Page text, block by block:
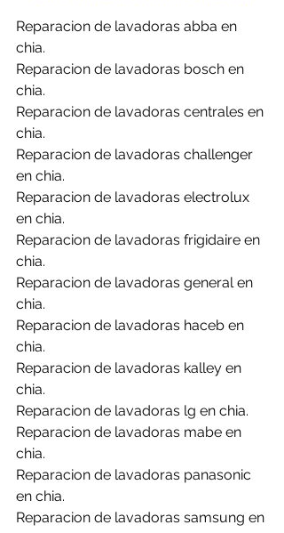
Reparacion de lavadoras abba en
chia.
Reparacion de lavadoras bosch en
chia.
Reparacion de lavadoras centrales en
chia.
Reparacion de lavadoras challenger
en chia.
Reparacion de lavadoras electrolux
en chia.
Reparacion de lavadoras frigidaire en
chia.
Reparacion de lavadoras general en
chia.
Reparacion de lavadoras haceb en
chia.
Reparacion de lavadoras kalley en
chia.
Reparacion de lavadoras lg en chia.
Reparacion de lavadoras mabe en
chia.
Reparacion de lavadoras panasonic
en chia.
Reparacion de lavadoras samsung en